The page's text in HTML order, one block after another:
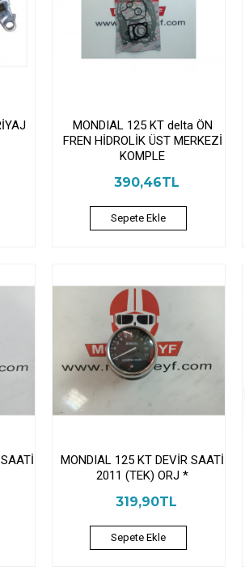
MONDIAL 125 KT delta ÖN
FREN HİDROLİK ÜST MERKEZİ
KOMPLE
390,46TL
Sepete Ekle
MONDIAL 125 KT DEVİR SAATİ
2011 (TEK) ORJ *
319,90TL
Sepete Ekle